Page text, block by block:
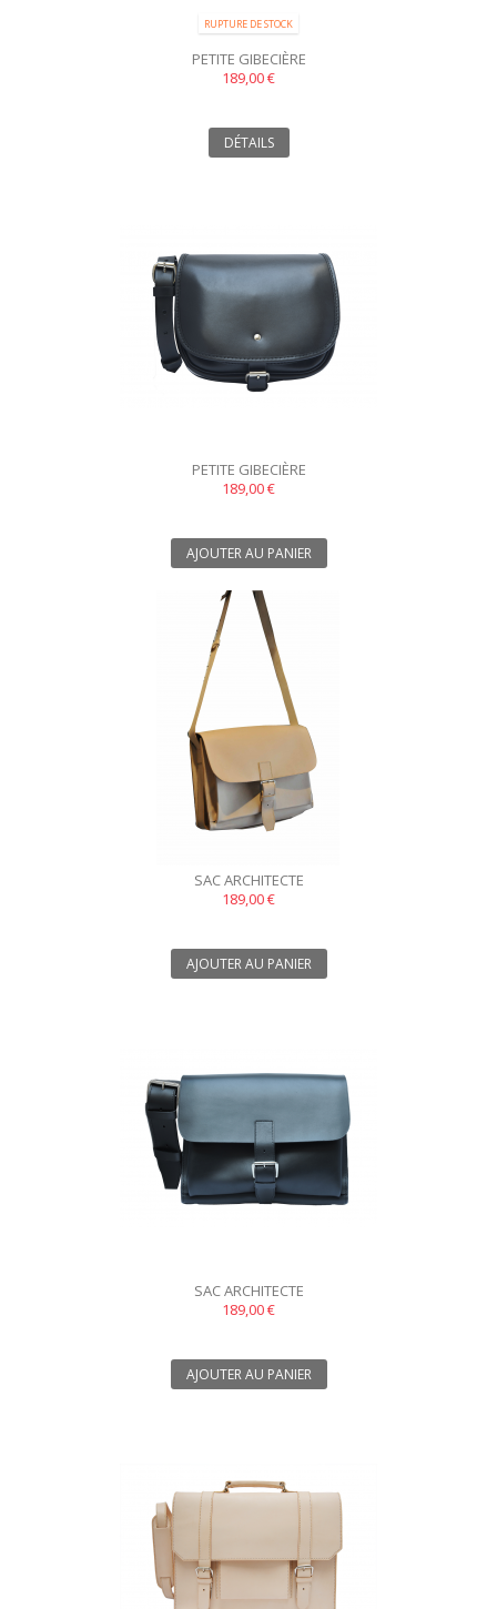
RUPTURE DE STOCK
PETITE GIBECIÈRE
189,00 €
DÉTAILS
PETITE GIBECIÈRE
189,00 €
AJOUTER AU PANIER
SAC ARCHITECTE
189,00 €
AJOUTER AU PANIER
SAC ARCHITECTE
189,00 €
AJOUTER AU PANIER